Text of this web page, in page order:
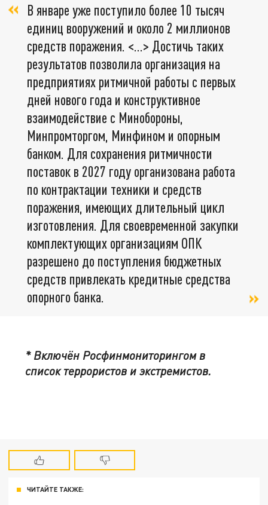
В январе уже поступило более 10 тысяч
единиц вооружений и около 2 миллионов
средств поражения. <…> Достичь таких
результатов позволила организация на
предприятиях ритмичной работы с первых
дней нового года и конструктивное
взаимодействие с Минобороны,
Минпромторгом, Минфином и опорным
банком. Для сохранения ритмичности
поставок в 2027 году организована работа
по контрактации техники и средств
поражения, имеющих длительный цикл
изготовления. Для своевременной закупки
комплектующих организациям ОПК
разрешено до поступления бюджетных
средств привлекать кредитные средства
опорного банка.
* Включён Росфинмониторингом в
список террористов и экстремистов.
ЧИТАЙТЕ ТАКЖЕ: